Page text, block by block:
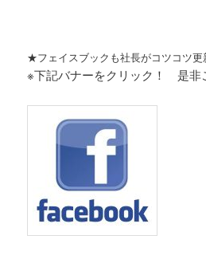
★フェイスブックも社長がコツコツ更
※下記バナーをクリック！ 是非